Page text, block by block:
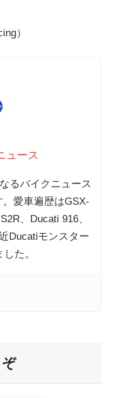
）
ュース
るバイクニュース
愛車遍歴はGSX-
、Ducati 916、
Ducatiモンスター
た。